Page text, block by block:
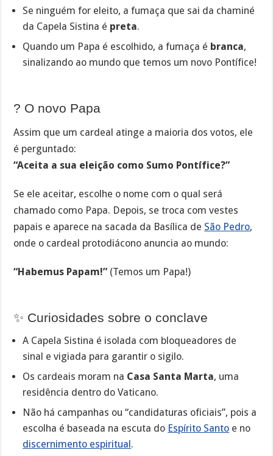
Se ninguém for eleito, a fumaça que sai da chaminé
da Capela Sistina é preta.
Quando um Papa é escolhido, a fumaça é branca,
sinalizando ao mundo que temos um novo Pontífice!
? O novo Papa
Assim que um cardeal atinge a maioria dos votos, ele
é perguntado:
“Aceita a sua eleição como Sumo Pontífice?”
Se ele aceitar, escolhe o nome com o qual será
chamado como Papa. Depois, se troca com vestes
papais e aparece na sacada da Basílica de São Pedro,
onde o cardeal protodiácono anuncia ao mundo:
“Habemus Papam!” (Temos um Papa!)
✨ Curiosidades sobre o conclave
A Capela Sistina é isolada com bloqueadores de
sinal e vigiada para garantir o sigilo.
Os cardeais moram na Casa Santa Marta, uma
residência dentro do Vaticano.
Não há campanhas ou “candidaturas oficiais”, pois a
escolha é baseada na escuta do Espírito Santo e no
discernimento espiritual .